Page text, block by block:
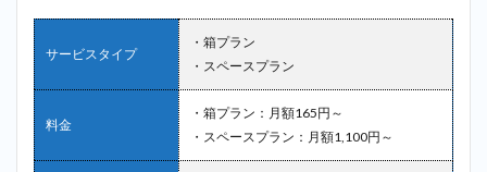
サービスタイプ
・箱プラン
・スペースプラン
料金
・箱プラン：月額165円～
・スペースプラン：月額1,100円～